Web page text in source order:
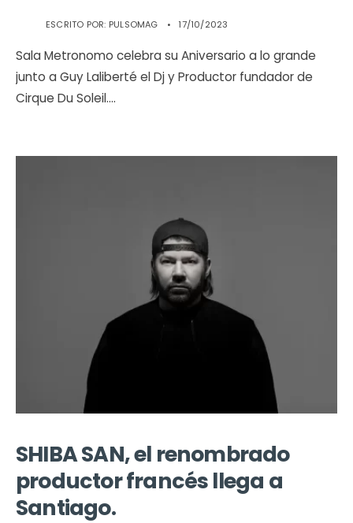
ESCRITO POR: PULSOMAG • 17/10/2023
Sala Metronomo celebra su Aniversario a lo grande
junto a Guy Laliberté el Dj y Productor fundador de
Cirque Du Soleil....
SHIBA SAN, el renombrado
productor francés llega a
Santiago.